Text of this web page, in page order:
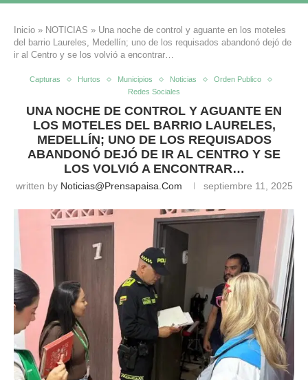
Inicio » NOTICIAS » Una noche de control y aguante en los moteles
del barrio Laureles, Medellín; uno de los requisados abandonó dejó de
ir al Centro y se los volvió a encontrar…
Capturas Hurtos Municipios Noticias
Orden Publico
Redes Sociales
UNA NOCHE DE CONTROL Y AGUANTE EN
LOS MOTELES DEL BARRIO LAURELES,
MEDELLÍN; UNO DE LOS REQUISADOS
ABANDONÓ DEJÓ DE IR AL CENTRO Y SE
LOS VOLVIÓ A ENCONTRAR…
written by Noticias@prensapaisa.com septiembre 11, 2025